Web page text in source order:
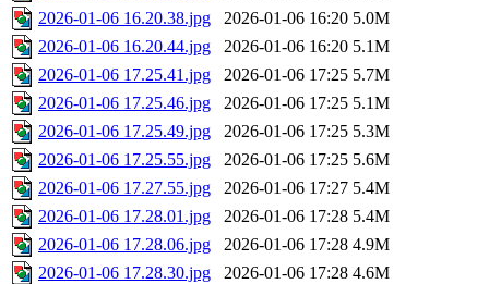
2026-01-06 16.20.38.jpg
2026-01-06 16:20 5.0M
2026-01-06 16.20.44.jpg
2026-01-06 16:20 5.1M
2026-01-06 17.25.41.jpg
2026-01-06 17:25 5.7M
2026-01-06 17.25.46.jpg
2026-01-06 17:25 5.1M
2026-01-06 17.25.49.jpg
2026-01-06 17:25 5.3M
2026-01-06 17.25.55.jpg
2026-01-06 17:25 5.6M
2026-01-06 17.27.55.jpg
2026-01-06 17:27 5.4M
2026-01-06 17.28.01.jpg
2026-01-06 17:28 5.4M
2026-01-06 17.28.06.jpg
2026-01-06 17:28 4.9M
2026-01-06 17.28.30.jpg
2026-01-06 17:28 4.6M